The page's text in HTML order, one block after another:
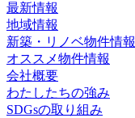
最新情報
地域情報
新築・リノベ物件情報
オススメ物件情報
会社概要
わたしたちの強み
SDGsの取り組み